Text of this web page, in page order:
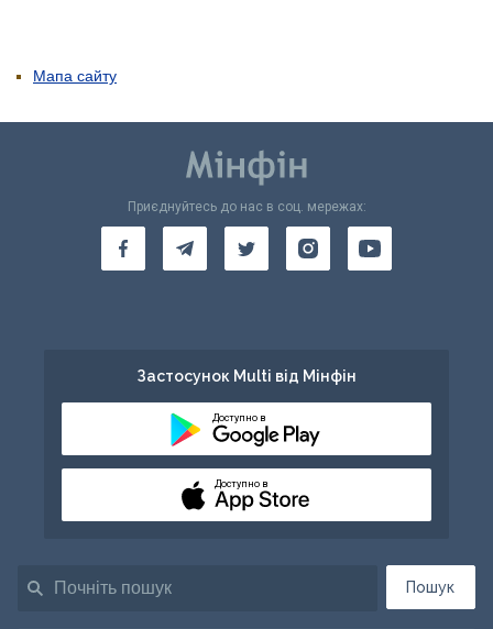
Мапа сайту
Пошук
Приєднуйтесь до нас в соц. мережах:
Застосунок Multi від Мінфін
Доступно в
Доступно в